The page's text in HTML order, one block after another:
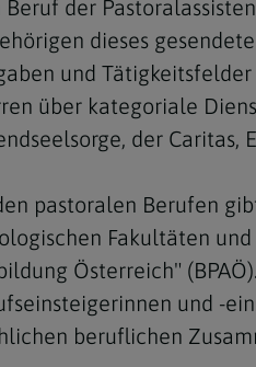
Beruf der
dieses
und
über kategoriale
der
pastoralen Berufen
Fakultäten
Österreich"
und -
beruflichen